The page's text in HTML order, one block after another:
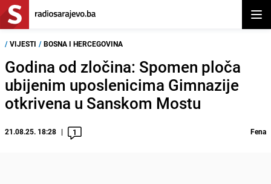
/ VIJESTI / BOSNA I HERCEGOVINA
Godina od zločina: Spomen ploča
ubijenim uposlenicima Gimnazije
otkrivena u Sanskom Mostu
21.08.25. 18:28 1 Fena